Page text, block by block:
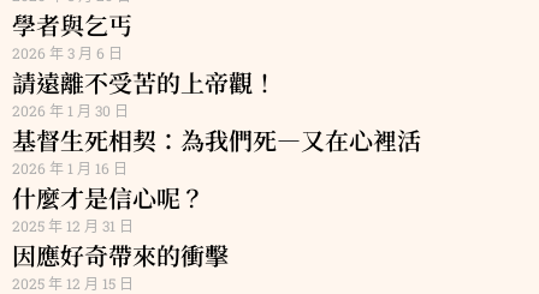
學者與乞丐
2026 年 3 月 6 日
請遠離不受苦的上帝觀！
2026 年 1 月 30 日
基督生死相契：為我們死—又在心裡活
2026 年 1 月 16 日
什麼才是信心呢？
2025 年 12 月 31 日
因應好奇帶來的衝擊
2025 年 12 月 15 日